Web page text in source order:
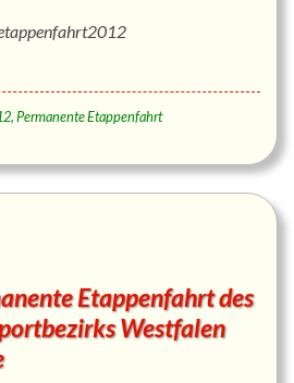
,Permanente Etappenfahrt
Etappenfahrt des
Westfalen